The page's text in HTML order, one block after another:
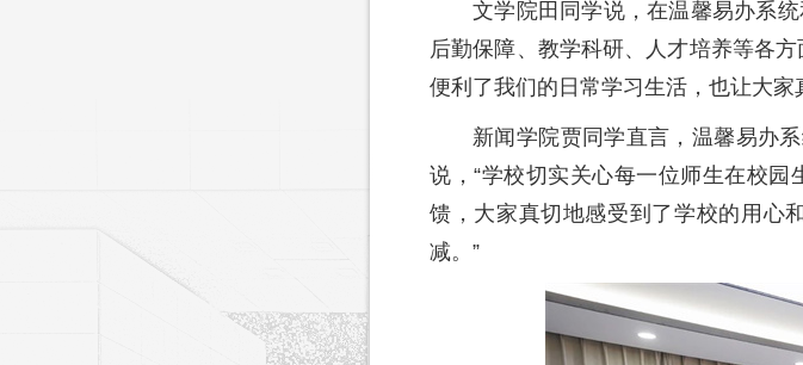
文学院田同学说，在温馨易办系
后勤保障、教学科研、人才培养等各
便利了我们的日常学习生活，也让大
新闻学院贾同学直言，温馨易办
说，“学校切实关心每一位师生在校
馈，大家真切地感受到了学校的用心
减。”